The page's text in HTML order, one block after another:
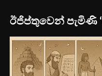
ඊජිප්තුවෙන් පැමිණි